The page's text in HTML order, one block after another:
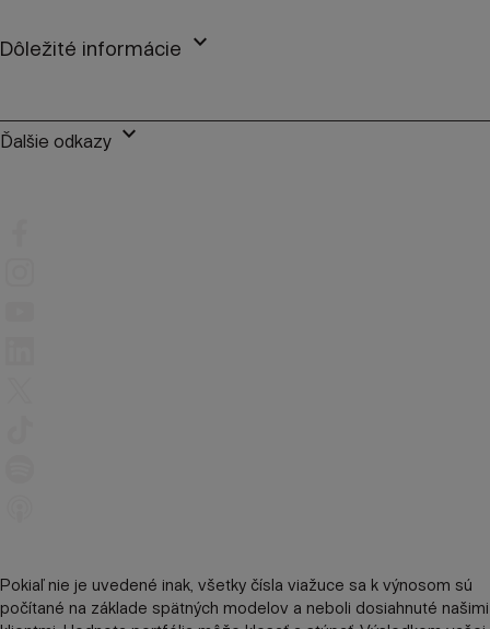
Dôležité informácie keyboard_arrow_down
Ďalšie odkazy keyboard_arrow_down
Pokiaľ nie je uvedené inak, všetky čísla viažuce sa k výnosom sú
počítané na základe spätných modelov a neboli dosiahnuté našimi